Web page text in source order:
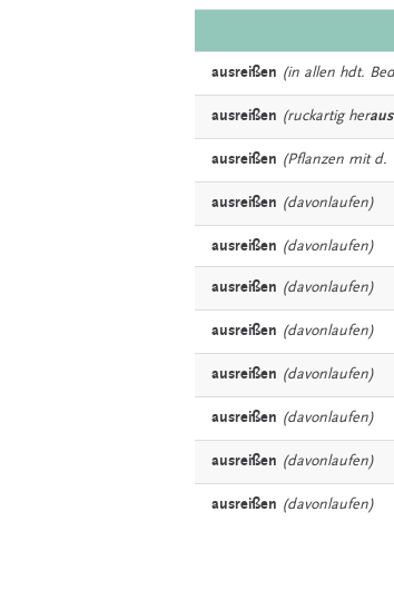
ausreißen (in allen hdt.
ausreißen (ruckartig her
ausreißen (Pflanzen mit d.
ausreißen (davonlaufen)
ausreißen (davonlaufen)
ausreißen (davonlaufen)
ausreißen (davonlaufen)
ausreißen (davonlaufen)
ausreißen (davonlaufen)
ausreißen (davonlaufen)
ausreißen (davonlaufen)